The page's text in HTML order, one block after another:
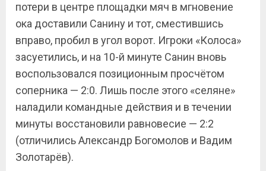
потери в центре площадки мяч в мгновение
ока доставили Санину и тот, сместившись
вправо, пробил в угол ворот. Игроки «Колоса»
засуетились, и на 10-й минуте Санин вновь
воспользовался позиционным просчётом
соперника — 2:0. Лишь после этого «селяне»
наладили командные действия и в течении
минуты восстановили равновесие — 2:2
(отличились Александр Богомолов и Вадим
Золотарёв).